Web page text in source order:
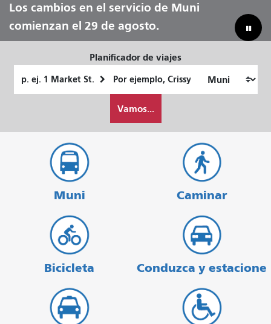
Tierras Exteriores, del 7 al 9 de
agosto.
Los cambios en el servicio de Muni
comienzan el 29 de agosto.
Deja que Muni te lleve durante todo
el verano.
Reduciendo nuestra brecha
presupuestaria para ahorrar en Muni
Planificador de viajes
de
quiero
viajar
Vamos...
Muni Caminar
Bicicleta Conduzca y estacione